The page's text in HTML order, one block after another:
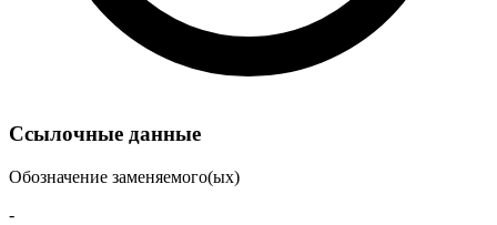
Ссылочные данные
Обозначение заменяемого(ых)
-